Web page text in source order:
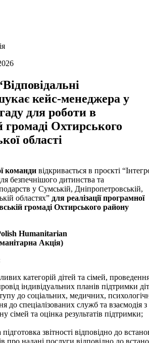
кейс-менеджера у
для роботи в
громаді Охтирського
області
команди відкривається в проєкті
безпечнішого дитинства та
у Сумській, Дніпропетровській,
областях” для реалізації програмної
громаді Охтирського району
Humanitarian
Акція)
категорій дітей та сімей,
індивідуальних планів підтримки
до соціальних, медичних,
до спеціалізованих служб та
сімей та оцінка результатів підтримки;
підготовка звітності відповідно до
про надані послуги відповідно до